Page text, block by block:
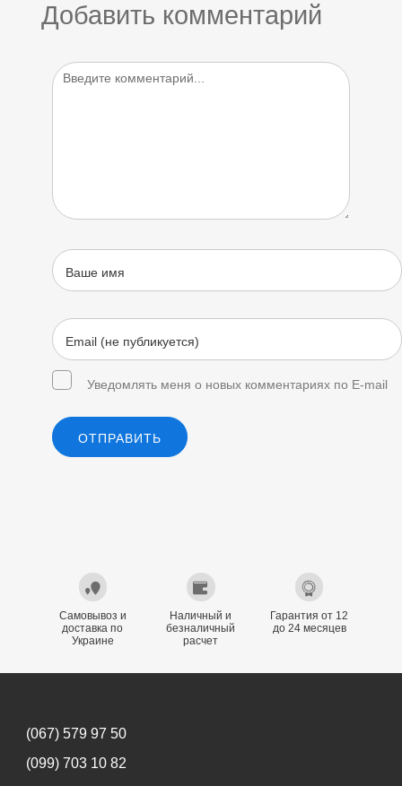
Добавить комментарий
Уведомлять меня о новых комментариях по E-mail
ОТПРАВИТЬ
Самовывоз и
доставка по
Украине
Наличный и
безналичный
расчет
Гарантия от 12
до 24 месяцев
(067) 579 97 50
(099) 703 10 82